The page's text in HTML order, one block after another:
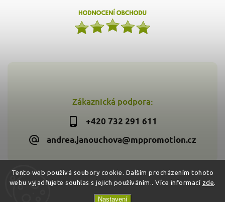
Tento web používá soubory cookie. Dalším procházením tohoto
webu vyjadřujete souhlas s jejich používáním.. Více informací zde.
Nastavení
Zákaznická podpora:
+420 732 291 611
andrea.janouchova@mppromotion.cz
Copyright 2026Zdravýkoš.cz. Všechna práva vyhrazena.
VytvořilShoptet| Design